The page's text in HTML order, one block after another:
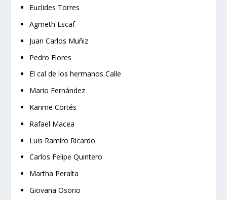
Euclides Torres
Agmeth Escaf
Juan Carlos Muñiz
Pedro Flores
El cal de los hermanos Calle
Mario Fernández
Karime Cortés
Rafael Macea
Luis Ramiro Ricardo
Carlos Felipe Quintero
Martha Peralta
Giovana Osorio